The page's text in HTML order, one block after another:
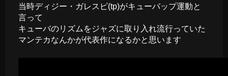
当時ディジー・ガレスピ(tp)がキューバップ運動と
言って
キューバのリズムをジャズに取り入れ流行っていた
マンテカなんかが代表作になるかと思います